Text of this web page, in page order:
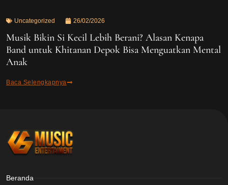
Uncategorized 26/02/2026
Musik Bikin Si Kecil Lebih Berani? Alasan Kenapa
Band untuk Khitanan Depok Bisa Menguatkan Mental
Anak
Baca Selengkapnya
Beranda